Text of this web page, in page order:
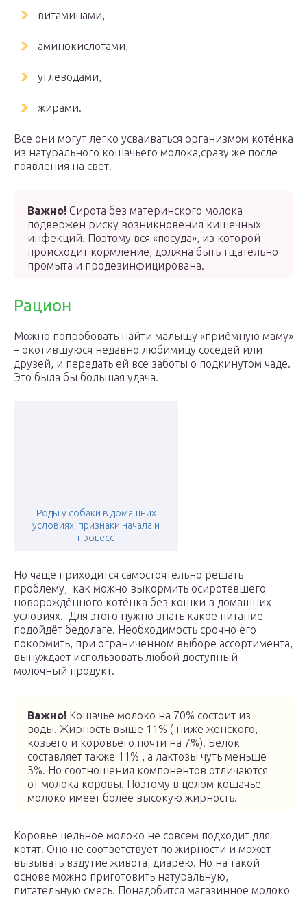
витаминами,
аминокислотами,
углеводами,
жирами.
Все они могут легко усваиваться организмом котёнка
из натурального кошачьего молока,сразу же после
появления на свет.
Важно! Сирота без материнского молока
подвержен риску возникновения кишечных
инфекций. Поэтому вся «посуда», из которой
происходит кормление, должна быть тщательно
промыта и продезинфицирована.
Рацион
Можно попробовать найти малышу «приёмную маму»
– окотившуюся недавно любимицу соседей или
друзей, и передать ей все заботы о подкинутом чаде.
Это была бы большая удача.
Роды у собаки в домашних
условиях: признаки начала и
процесс
Но чаще приходится самостоятельно решать
проблему, как можно выкормить осиротевшего
новорождённого котёнка без кошки в домашних
условиях. Для этого нужно знать какое питание
подойдёт бедолаге. Необходимость срочно его
покормить, при ограниченном выборе ассортимента,
вынуждает использовать любой доступный
молочный продукт.
Важно! Кошачье молоко на 70% состоит из
воды. Жирность выше 11% ( ниже женского,
козьего и коровьего почти на 7%). Белок
составляет также 11% , а лактозы чуть меньше
3%. Но соотношения компонентов отличаются
от молока коровы. Поэтому в целом кошачье
молоко имеет более высокую жирность.
Коровье цельное молоко не совсем подходит для
котят. Оно не соответствует по жирности и может
вызывать вздутие живота, диарею. Но на такой
основе можно приготовить натуральную,
питательную смесь. Понадобится магазинное молоко